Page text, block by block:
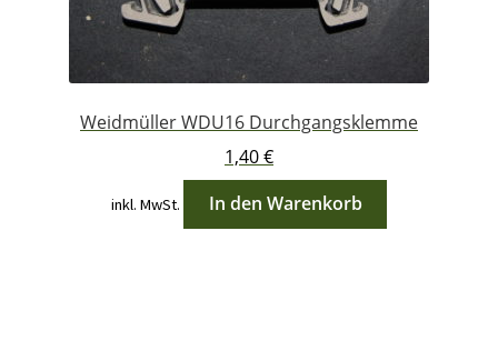
Weidmüller WDU16 Durchgangsklemme
1,40€
inkl. MwSt. In den Warenkorb